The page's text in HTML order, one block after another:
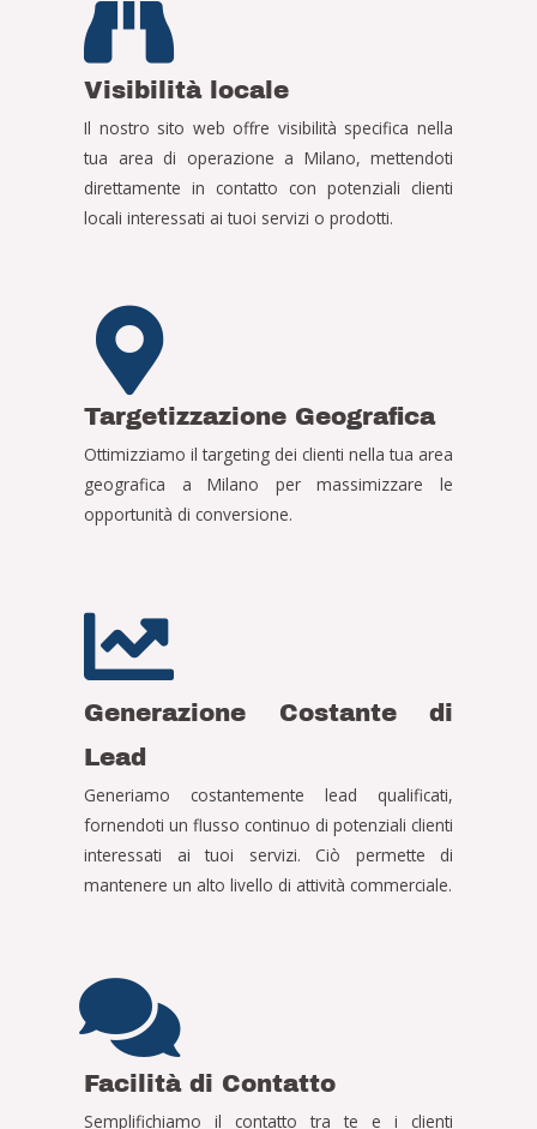
Visibilità locale
Il nostro sito web offre visibilità specifica nella
tua area di operazione a Milano, mettendoti
direttamente in contatto con potenziali clienti
locali interessati ai tuoi servizi o prodotti.
Targetizzazione Geografica
Ottimizziamo il targeting dei clienti nella tua area
geografica a Milano per massimizzare le
opportunità di conversione.
Generazione Costante di
Lead
Generiamo costantemente lead qualificati,
fornendoti un flusso continuo di potenziali clienti
interessati ai tuoi servizi. Ciò permette di
mantenere un alto livello di attività commerciale.
Facilità di Contatto
Semplifichiamo il contatto tra te e i clienti